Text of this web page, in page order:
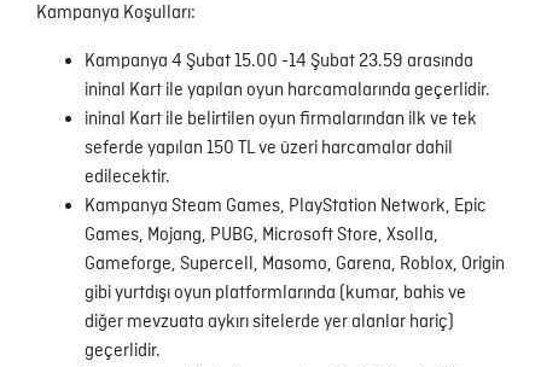
Kampanya Koşulları:
Kampanya 4 Şubat 15.00 -14 Şubat 23.59 arasında
ininal Kart ile yapılan oyun harcamalarında geçerlidir.
ininal Kart ile belirtilen oyun firmalarından ilk ve tek
seferde yapılan 150 TL ve üzeri harcamalar dahil
edilecektir.
Kampanya Steam Games, PlayStation Network, Epic
Games, Mojang, PUBG, Microsoft Store, Xsolla,
Gameforge, Supercell, Masomo, Garena, Roblox, Origin
gibi yurtdışı oyun platformlarında (kumar, bahis ve
diğer mevzuata aykırı sitelerde yer alanlar hariç)
geçerlidir.